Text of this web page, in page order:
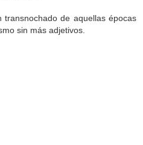
de aquellas épocas
sin más adjetivos.